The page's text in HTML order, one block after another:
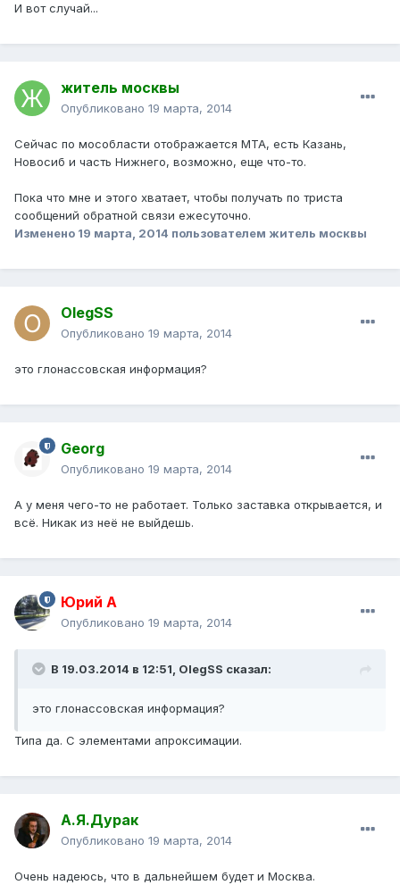
И вот случай...
житель москвы
Опубликовано 19 марта, 2014
Сейчас по мособласти отображается МТА, есть Казань,
Новосиб и часть Нижнего, возможно, еще что-то.
Пока что мне и этого хватает, чтобы получать по триста
сообщений обратной связи ежесуточно.
Изменено 19 марта, 2014 пользователем житель москвы
OlegSS
Опубликовано 19 марта, 2014
это глонассовская информация?
Georg
Опубликовано 19 марта, 2014
А у меня чего-то не работает. Только заставка открывается, и
всё. Никак из неё не выйдешь.
Юрий А
Опубликовано 19 марта, 2014
В 19.03.2014 в 12:51, OlegSS сказал:
это глонассовская информация?
Типа да. С элементами апроксимации.
А.Я.Дурак
Опубликовано 19 марта, 2014
Очень надеюсь, что в дальнейшем будет и Москва.